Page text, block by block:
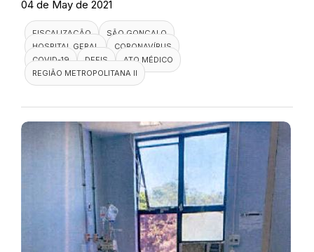
04 de May de 2021
FISCALIZAÇÃO
SÃO GONÇALO
HOSPITAL GERAL
CORONAVÍRUS
COVID-19
DEFIS
ATO MÉDICO
REGIÃO METROPOLITANA II